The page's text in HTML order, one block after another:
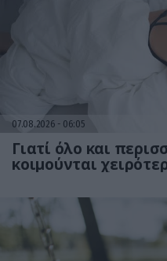
07.08.2026 06:05
Γιατί όλο και
κοιμούνται